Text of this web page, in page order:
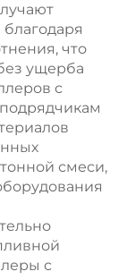
что
ущерба
с
смеси,
с